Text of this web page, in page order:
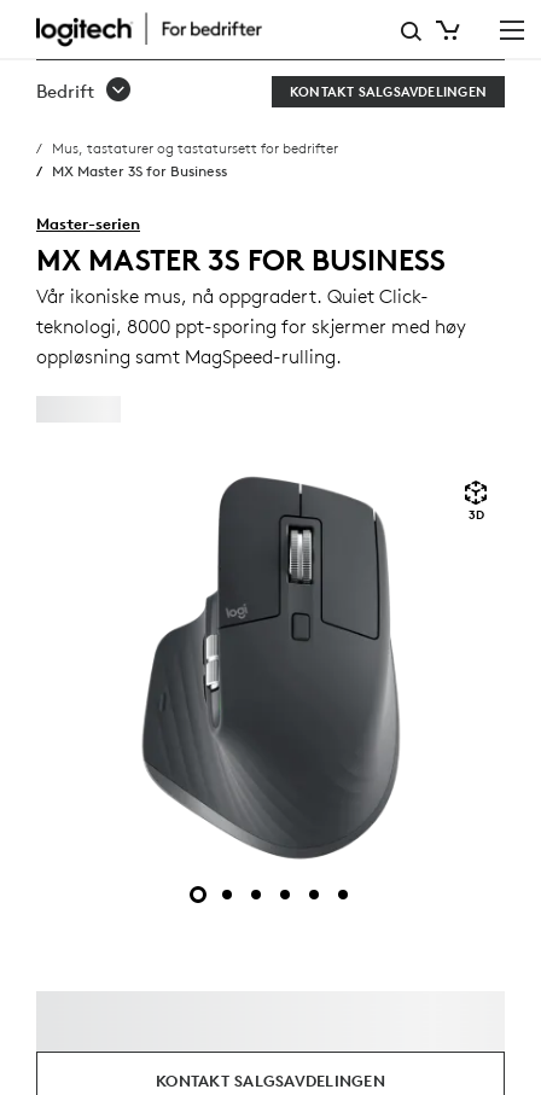
MX
MASTER
FOR
BUSINESS
Bedrift KONTAKT SALGSAVDELINGEN
Mus, tastaturer og tastatursett for bedrifter
MX Master 3S for Business
Master-serien
MX MASTER 3S FOR BUSINESS
Vår ikoniske mus, nå oppgradert. Quiet Click-
teknologi, 8000 ppt-sporing for skjermer med høy
oppløsning samt MagSpeed-rulling.
3D
KONTAKT SALGSAVDELINGEN